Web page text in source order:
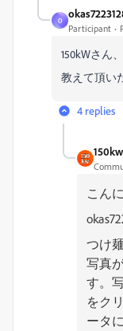
O
Participant
150kWさん
教えて頂い
4 replies
150kw
こん
つけ
写真
す。
をク
ータ